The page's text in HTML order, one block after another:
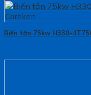
Biến tần 75kw H330-